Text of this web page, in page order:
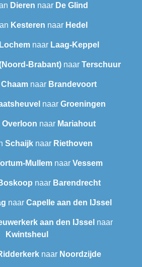
Dieren naar De Glind
Kesteren naar Hedel
Lochemnaar Laag-Keppel
Brabant)naar Terschuur
Chaam naar Brandevoort
naar Groeningen
Overloon naar Mariahout
Schaijk naar Riethoven
Mullem naar Vessem
naar Barendrecht‎
naar Capelle aan den IJssel
aan den IJssel naar
Kwintsheul
naar Noordzijde